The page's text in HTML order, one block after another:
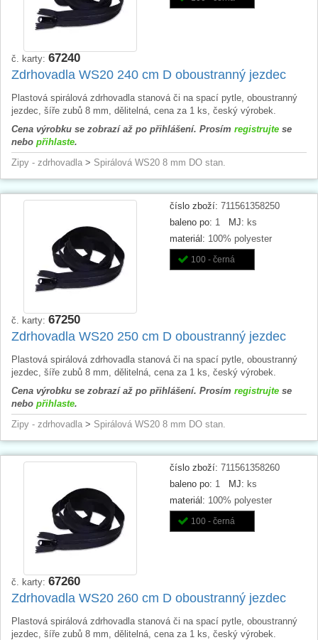
č. karty: 67240
Zdrhovadla WS20 240 cm D oboustranný jezdec
Plastová spirálová zdrhovadla stanová či na spací pytle, oboustranný
jezdec, šíře zubů 8 mm, dělitelná, cena za 1 ks, český výrobek.
Cena výrobku se zobrazí až po přihlášení. Prosím registrujte se
nebo přihlaste.
Zipy - zdrhovadla > Spirálová WS20 8 mm DO stan.
číslo zboží: 711561358250
baleno po: 1 MJ: ks
materiál: 100% polyester
100 - černá
č. karty: 67250
Zdrhovadla WS20 250 cm D oboustranný jezdec
Plastová spirálová zdrhovadla stanová či na spací pytle, oboustranný
jezdec, šíře zubů 8 mm, dělitelná, cena za 1 ks, český výrobek.
Cena výrobku se zobrazí až po přihlášení. Prosím registrujte se
nebo přihlaste.
Zipy - zdrhovadla > Spirálová WS20 8 mm DO stan.
číslo zboží: 711561358260
baleno po: 1 MJ: ks
materiál: 100% polyester
100 - černá
č. karty: 67260
Zdrhovadla WS20 260 cm D oboustranný jezdec
Plastová spirálová zdrhovadla stanová či na spací pytle, oboustranný
jezdec, šíře zubů 8 mm, dělitelná, cena za 1 ks, český výrobek.